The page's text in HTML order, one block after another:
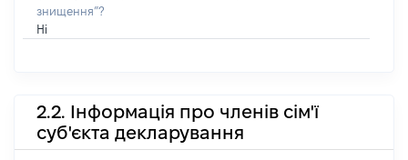
знищення”?
Ні
2.2. Інформація про членів сім'ї
суб'єкта декларування